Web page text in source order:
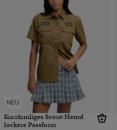
NEU
Kurzärmliges Scout-Hemd
lockere Passform